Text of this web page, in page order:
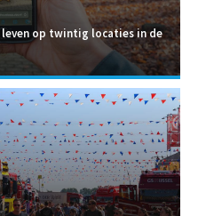
op twintig locaties in de